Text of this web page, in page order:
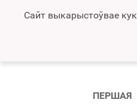
Сайт выкарыстоўвае
ПЕРШАЯ